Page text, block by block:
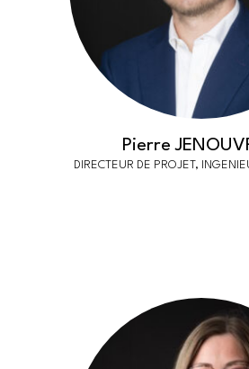
Pierre
DIRECTEUR DE PROJET,